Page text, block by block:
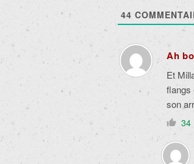
44
Ah
Et
flangs
son
34